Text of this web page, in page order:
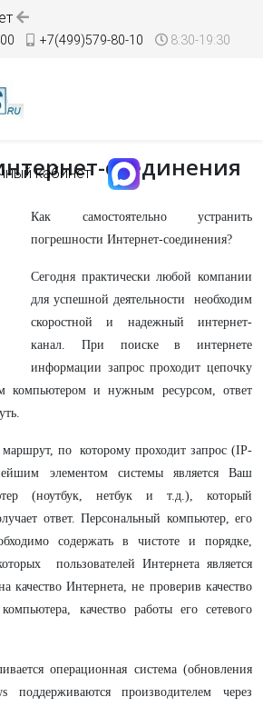
+7(499)579-80-10 8:30-19:30
кабинет соединения
Как самостоятельно устранить
погрешности Интернет-соединения?
Сегодня практически любой компании
для успешной деятельности необходим
скоростной и надежный интернет-
канал. При поиске в интернете
информации запрос проходит цепочку
компьютером и нужным ресурсом, ответ
маршрут, по которому проходит запрос (IP-
элементом системы является Ваш
(ноутбук, нетбук и т.д.), который
ответ. Персональный компьютер, его
содержать в чистоте и порядке,
пользователей Интернета является
качество Интернета, не проверив качество
качество работы его сетевого
операционная система (обновления
поддерживаются производителем через